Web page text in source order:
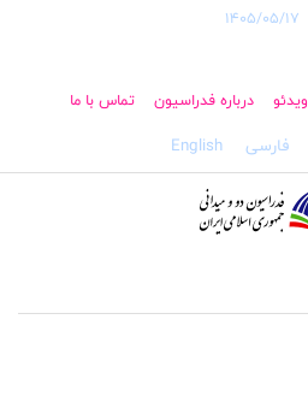
1405/05/17
ویدئو درباره فدراسیون تماس با ما
فارسی English